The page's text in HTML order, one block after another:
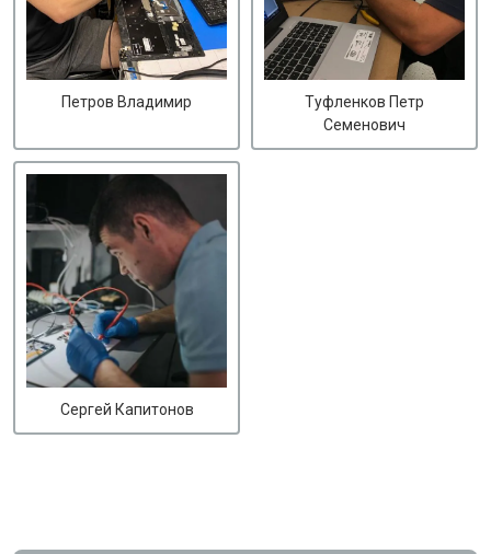
Петров Владимир
Туфленков Петр
Семенович
Сергей Капитонов